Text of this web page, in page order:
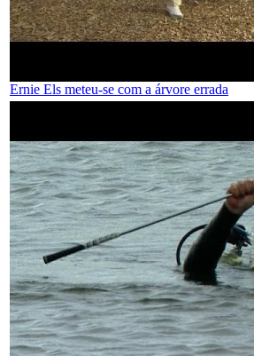
Ernie Els meteu-se com a árvore errada